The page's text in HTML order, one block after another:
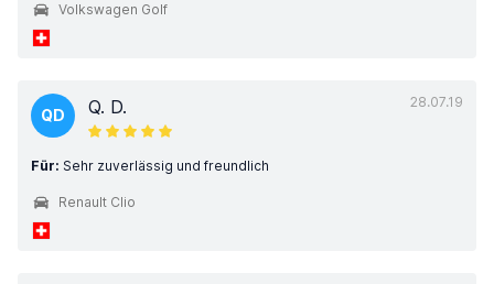
Volkswagen Golf
28.07.19
QD Q. D.
Für: Sehr zuverlässig und freundlich
Renault Clio